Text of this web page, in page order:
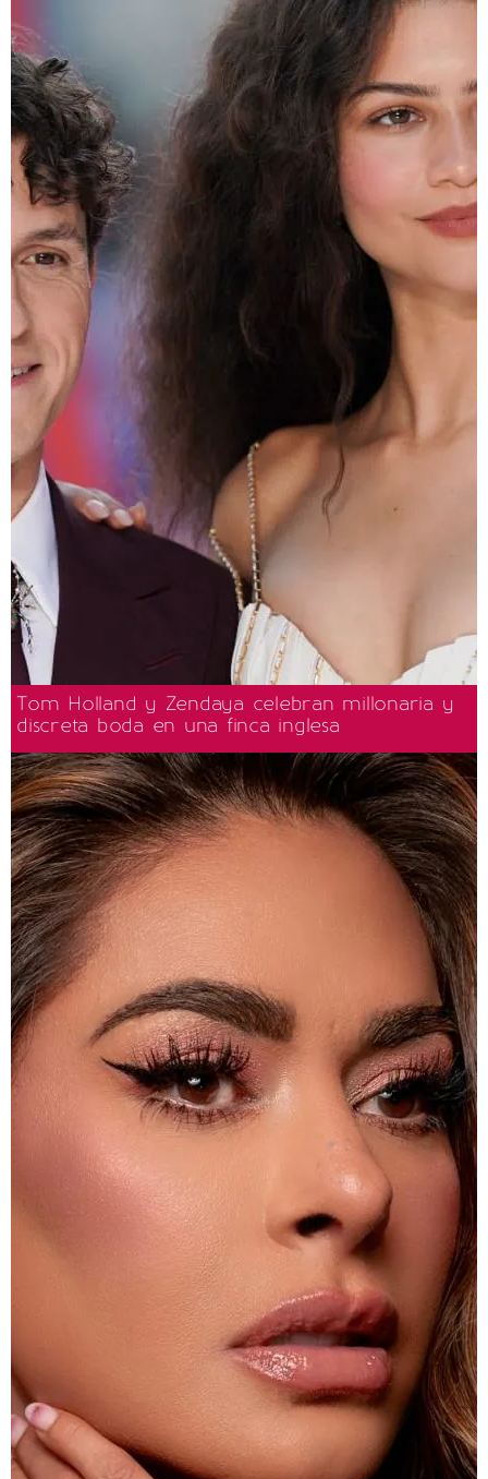
Tom Holland y Zendaya celebran millonaria y
discreta boda en una finca inglesa